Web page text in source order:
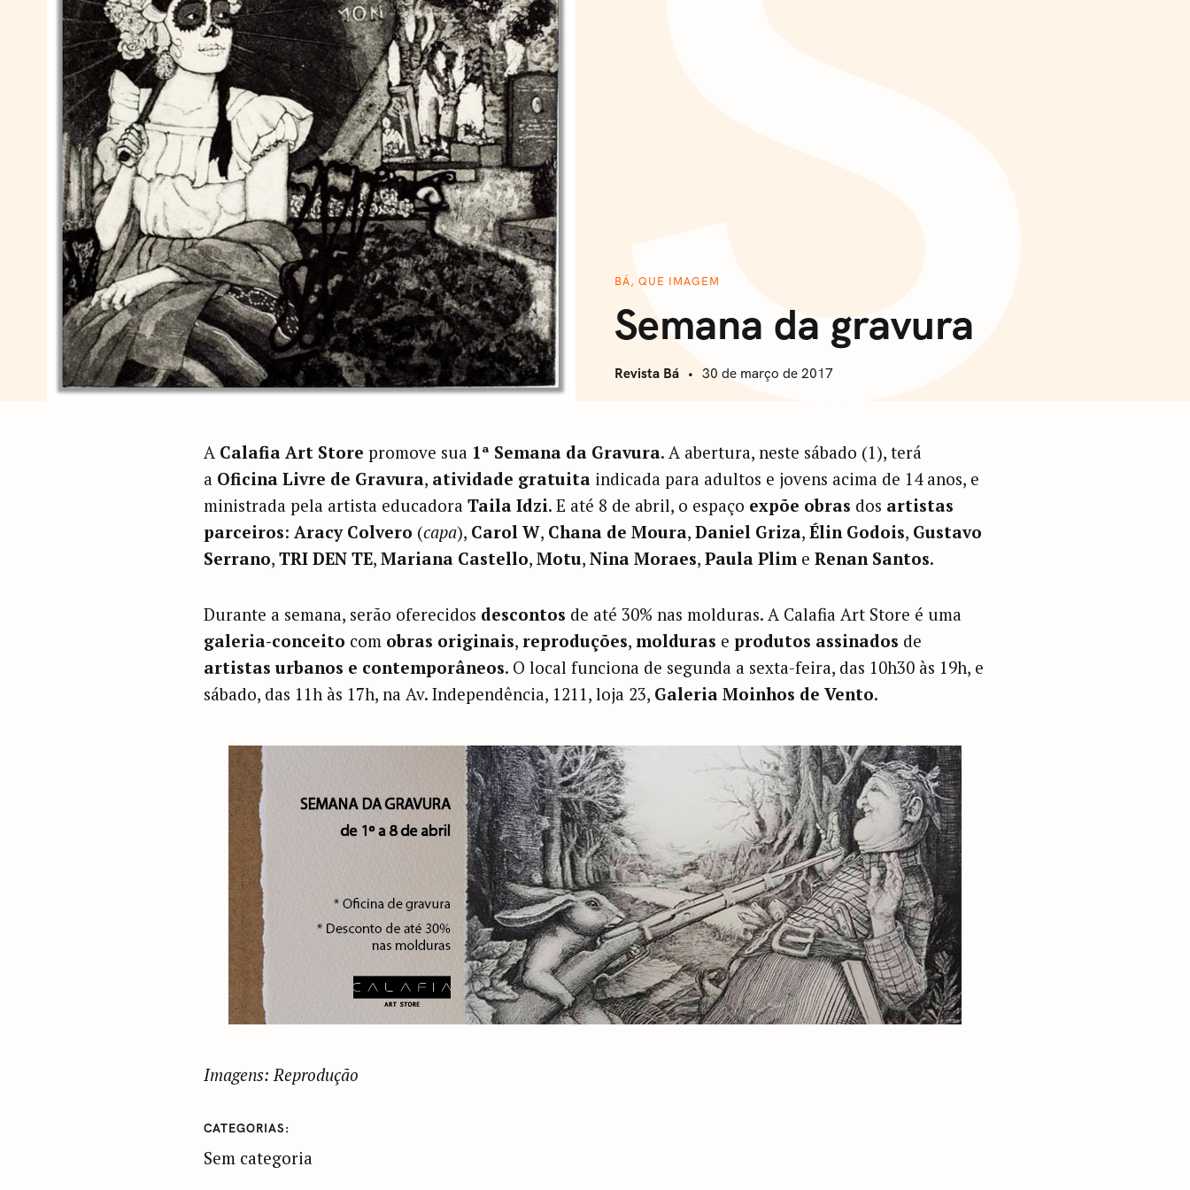
BÁ, QUE IMAGEM
Semana da gravura
Revista Bá 30 de março de 2017
A Calafia Art Store promove sua 1ª Semana da Gravura. A abertura, neste sábado (1), terá
a Oficina Livre de Gravura, atividade gratuitaindicada para adultos e jovens acima de 14 anos, e
ministrada pela artista educadora Taila Idzi. E até 8 de abril, o espaço expõe obras dos artistas
parceiros: Aracy Colvero (capa), Carol W, Chana de Moura, Daniel Griza, Élin Godois, Gustavo
Serrano, TRI DEN TE, Mariana Castello, Motu, Nina Moraes, Paula Plim e Renan Santos.
Durante a semana, serão oferecidos descontos de até 30% nas molduras. A Calafia Art Store é uma
galeria-conceito com obras originais, reproduções, molduras e produtos assinados de
artistas urbanos e contemporâneos. O local funciona de segunda a sexta-feira, das 10h30 às 19h, e
sábado, das 11h às 17h, na Av. Independência, 1211, loja 23, Galeria Moinhos de Vento.
Imagens: Reprodução
CATEGORIAS
Sem categoria